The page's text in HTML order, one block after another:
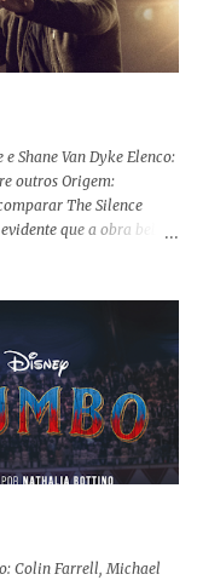
sensíveis, como
esse turbilhão de
Shane Van Dyke Elenco:
outros Origem:
The Silence
que a obra bebe
de John Krasinski
eram seres da
recém descoberta,
uma família que tem
Adivinhem? Sabem
Para aqueles que
pode até funcionar
fuga, pânico col...
Colin Farrell, Michael